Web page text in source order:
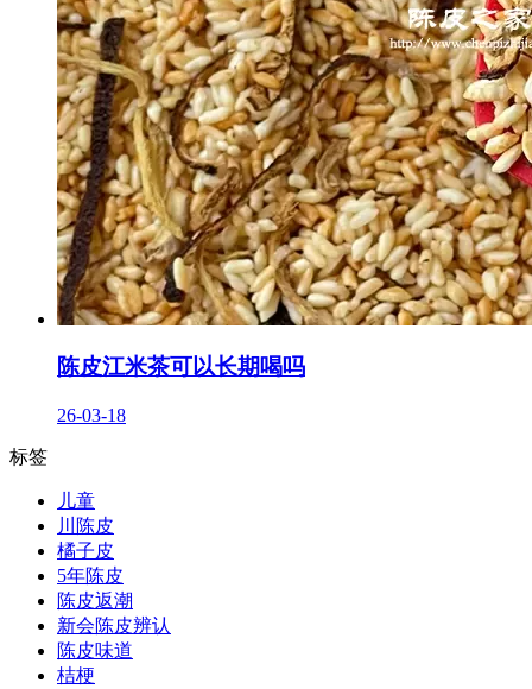
陈皮江米茶可以长期喝吗
26-03-18
标签
儿童
川陈皮
橘子皮
5年陈皮
陈皮返潮
新会陈皮辨认
陈皮味道
桔梗